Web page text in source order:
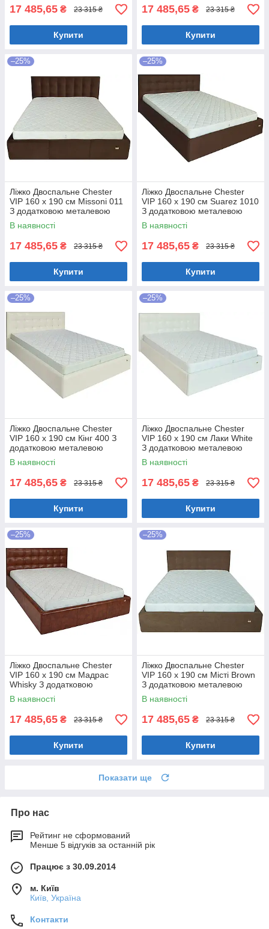
17 485,65 ₴ 23 315 ₴
Купити
17 485,65 ₴ 23 315 ₴
Купити
–25%
Ліжко Двоспальне Chester
VIP 160 х 190 см Missoni 011
З додатковою металевою
цільнозварною рамою
Темно-коричневий
В наявності
17 485,65 ₴ 23 315 ₴
Купити
–25%
Ліжко Двоспальне Chester
VIP 160 х 190 см Suarez 1010
З додатковою металевою
цільнозварною рамою
Коричневий
В наявності
17 485,65 ₴ 23 315 ₴
Купити
–25%
Ліжко Двоспальне Chester
VIP 160 х 190 см Кінг 400 З
додатковою металевою
цільнозварною рамою C1
Білий
В наявності
17 485,65 ₴ 23 315 ₴
Купити
–25%
Ліжко Двоспальне Chester
VIP 160 х 190 см Лаки White
З додатковою металевою
цільнозварною рамою Білий
В наявності
17 485,65 ₴ 23 315 ₴
Купити
–25%
Ліжко Двоспальне Chester
VIP 160 х 190 см Мадрас
Whisky З додатковою
металевою цільнозварною
рамою Коричневий
В наявності
17 485,65 ₴ 23 315 ₴
Купити
–25%
Ліжко Двоспальне Chester
VIP 160 х 190 см Місті Brown
З додатковою металевою
цільнозварною рамою
Коричневий
В наявності
17 485,65 ₴ 23 315 ₴
Купити
Показати ще
Про нас
Рейтинг не сформований
Менше 5 відгуків за останній рік
Працює з 30.09.2014
м. Київ
Київ, Україна
Контакти